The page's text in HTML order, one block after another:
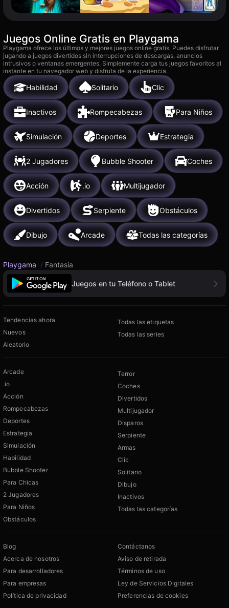
Juegos Online Gratis en Playgama
Playgama ofrece los últimos y mejores juegos online gratis. Puedes disfrutar
jugando a juegos divertidos sin interrupciones de descargas, anuncios
intrusivos o ventanas emergentes. Simplemente carga tus juegos favoritos al
instante en tu navegador web y disfruta de la experiencia.
Habilidad Solitario Clic
Inactivos Rompecabezas Para Niños
Simulación Deportes Estrategia
2 Jugadores Bubble Shooter Coches
Acción .io Multijugador
Divertidos Serpiente Obstáculos
Dibujo Arcade Todas las categorías
Playgama / Fantasía
Juegos en tu Teléfono o Tablet
Tendencias ahora
Nuevos
Aleatorio
Todas las etiquetas
Todas las series
Arcade
.io
Acción
Rompecabezas
Deportes
Estrategia
Simulación
Habilidad
Bubble Shooter
Para Chicas
2 Jugadores
Para Niños
Obstáculos
Terror
Coches
Divertidos
Multijugador
Disparos
Serpiente
Armas
Clic
Solitario
Dibujo
Inactivos
Todas las categorías
Blog
Acerca de nosotros
Para desarrolladores
Para empresas
Política de privacidad
Contáctanos
Aviso de retirada
Términos de uso
Ley de Servicios Digitales
Preferencias de cookies